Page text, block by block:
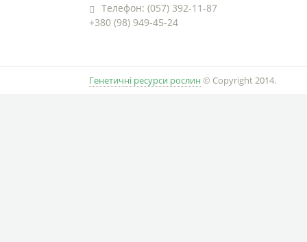
Телефон: (057) 392-11-87
+380 (98) 949-45-24
Генетичні ресурси рослин © Copyright 2014.